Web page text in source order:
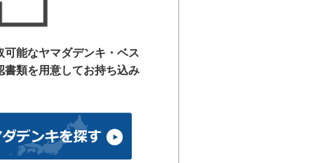
能なヤマダデンキ・ベス
書類を用意してお持ち込み